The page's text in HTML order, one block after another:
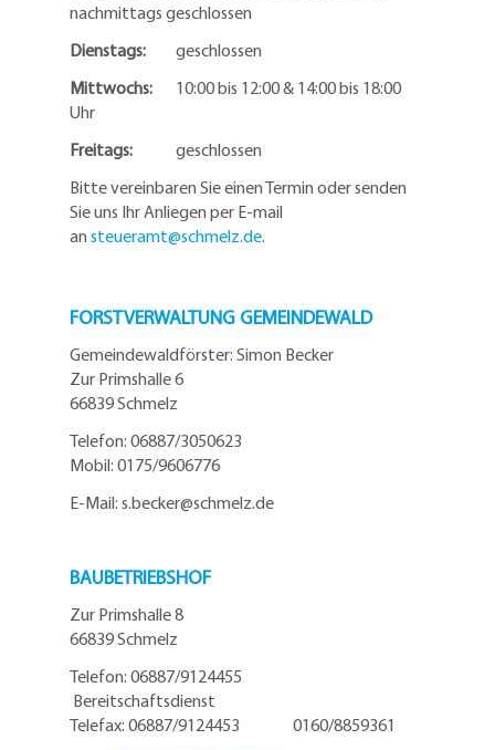
nachmittags geschlossen
Dienstags:
geschlossen
Mittwochs:
10:00 bis 12:00 & 14:00 bis 18:00
Uhr
Freitags:
geschlossen
Bitte vereinbaren Sie einen Termin oder senden
Sie uns Ihr Anliegen per E-mail
an steueramt@schmelz.de.
FORSTVERWALTUNG GEMEINDEWALD
Gemeindewaldförster: Simon Becker
Zur Primshalle 6
66839 Schmelz
Telefon: 06887/3050623
Mobil: 0175/9606776
E-Mail: s.becker@schmelz.de
BAUBETRIEBSHOF
Zur Primshalle 8
66839 Schmelz
Telefon: 06887/9124455
Bereitschaftsdienst
Telefax: 06887/9124453 0160/8859361